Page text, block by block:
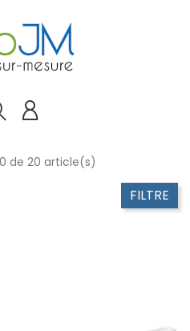
FILTRE
de 20 article(s)